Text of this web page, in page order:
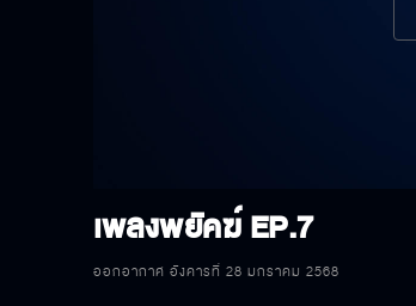
เพลงพยัคฆ์EP.7
ออกอากาศ อังคารที่ 28 มกราคม 2568